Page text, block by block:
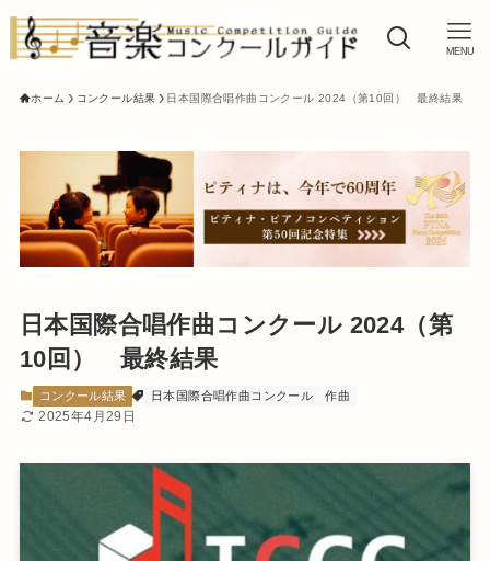
MENU
ホーム コンクール結果 日本国際合唱作曲コンクール 2024（第10回） 最終結果
日本国際合唱作曲コンクール 2024（第
10回） 最終結果
コンクール結果 日本国際合唱作曲コンクール 作曲
2025年4月29日